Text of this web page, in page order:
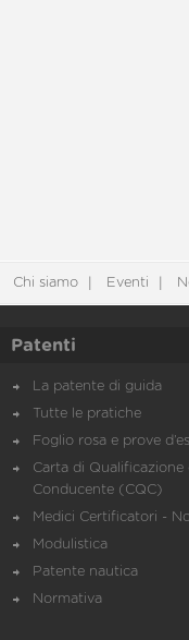
Chi siamo Eventi
Patenti
La patente di guida
Tutte le pratiche
Foglio rosa e prove
Carta di Qualificazione
Conducente (CQC)
Medici Certificatori -
Modulistica
Patente nautica
Normativa